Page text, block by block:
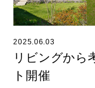
2025.06.03
リビングか
ト開催